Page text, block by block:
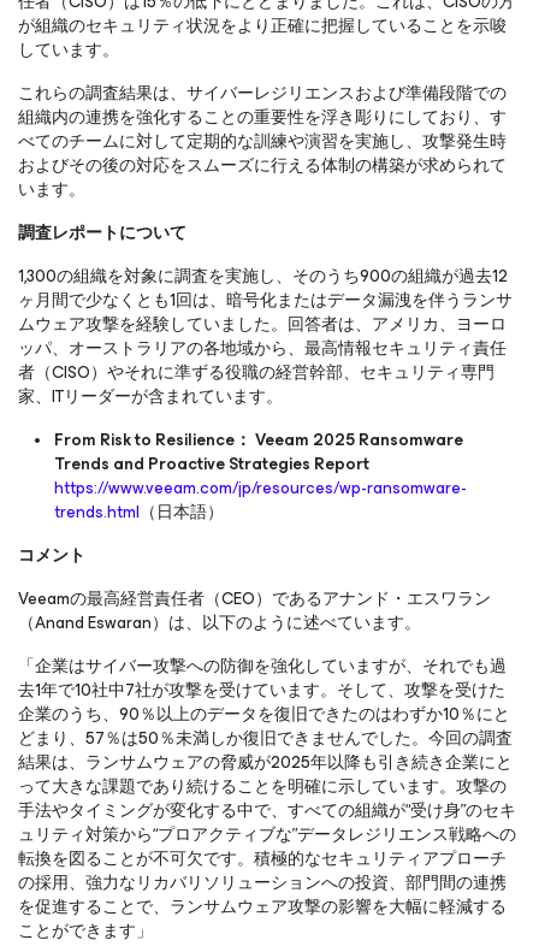
が組織のセキュリティ状況をより正確に把握していることを示唆
しています。
これらの調査結果は、サイバーレジリエンスおよび準備段階での
組織内の連携を強化することの重要性を浮き彫りにしており、す
べてのチームに対して定期的な訓練や演習を実施し、攻撃発生時
およびその後の対応をスムーズに行える体制の構築が求められて
います。
調査レポートについて
1,300の組織を対象に調査を実施し、そのうち900の組織が過去12
ヶ月間で少なくとも1回は、暗号化またはデータ漏洩を伴うランサ
ムウェア攻撃を経験していました。回答者は、アメリカ、ヨーロ
ッパ、オーストラリアの各地域から、最高情報セキュリティ責任
者（CISO）やそれに準ずる役職の経営幹部、セキュリティ専門
家、ITリーダーが含まれています。
From Risk to Resilience： Veeam 2025 Ransomware
Trends and Proactive Strategies Report
https://www.veeam.com/jp/resources/wp-ransomware-
trends.html （日本語）
コメント
Veeamの最高経営責任者（CEO）であるアナンド・エスワラン
（Anand Eswaran）は、以下のように述べています。
「企業はサイバー攻撃への防御を強化していますが、それでも過
去1年で10社中7社が攻撃を受けています。そして、攻撃を受けた
企業のうち、90％以上のデータを復旧できたのはわずか10％にと
どまり、57％は50％未満しか復旧できませんでした。今回の調査
結果は、ランサムウェアの脅威が2025年以降も引き続き企業にと
って大きな課題であり続けることを明確に示しています。攻撃の
手法やタイミングが変化する中で、すべての組織が“受け身”のセキ
ュリティ対策から“プロアクティブな”データレジリエンス戦略への
転換を図ることが不可欠です。積極的なセキュリティアプローチ
の採用、強力なリカバリソリューションへの投資、部門間の連携
を促進することで、ランサムウェア攻撃の影響を大幅に軽減する
ことができます」